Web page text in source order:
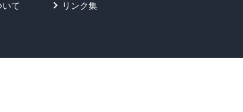
て
リンク集